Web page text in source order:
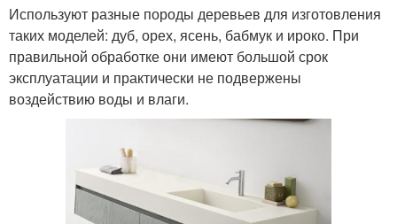
Используют разные породы деревьев для изготовления
таких моделей: дуб, орех, ясень, бабмук и ироко. При
правильной обработке они имеют большой срок
эксплуатации и практически не подвержены
воздействию воды и влаги.